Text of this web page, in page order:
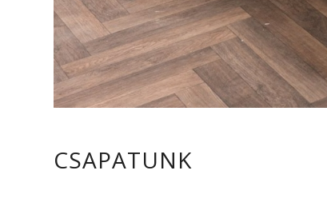
CSAPATUNK